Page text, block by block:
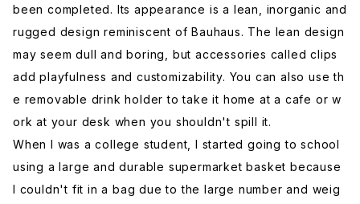
been completed. Its appearance is a lean, inorganic and
rugged design reminiscent of Bauhaus. The lean design
may seem dull and boring, but accessories called clips
add playfulness and customizability. You can also use th
e removable drink holder to take it home at a cafe or w
ork at your desk when you shouldn't spill it.
When I was a college student, I started going to school
using a large and durable supermarket basket because
I couldn't fit in a bag due to the large number and weig